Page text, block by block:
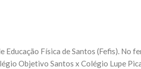
Educação Física de Santos (Fefis). No
Objetivo Santos x Colégio Lupe